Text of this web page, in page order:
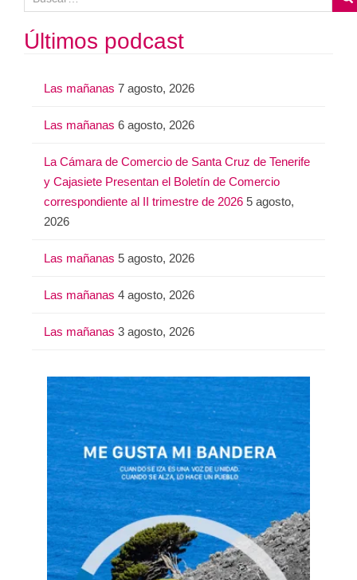
u
sÚltimos podcast
Las mañanas 7 agosto, 2026
Las mañanas 6 agosto, 2026
La Cámara de Comercio de Santa Cruz de Tenerife
y Cajasiete Presentan el Boletín de Comercio
correspondiente al II trimestre de 2026 5 agosto,
2026
Las mañanas 5 agosto, 2026
Las mañanas 4 agosto, 2026
Las mañanas 3 agosto, 2026